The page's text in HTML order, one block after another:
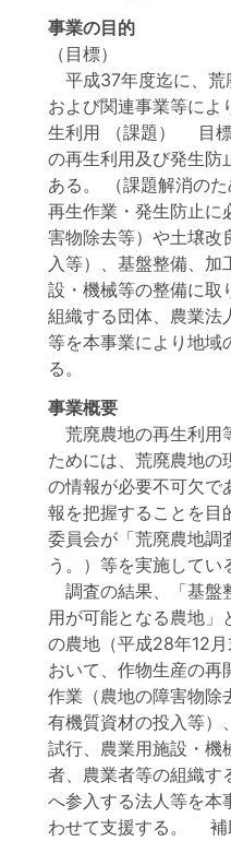
事業の目的
（目標）
平成37年度迄に、荒
および関連事業等によ
生利用 （課題） 目標
の再生利用及び発生防
ある。 （課題解消の
再生作業・発生防止に
害物除去等）や土壌改
入等）、基盤整備、
設・機械等の整備に取
組織する団体、農業法
等を本事業により地域
る。
事業概要
荒廃農地の再生利用
ためには、荒廃農地の
の情報が必要不可欠で
報を把握することを目
委員会が「荒廃農地調
う。）等を実施してい
調査の結果、「基盤
用が可能となる農地」
の農地（平成28年12
おいて、作物生産の再
作業（農地の障害物除
有機質資材の投入等）
試行、農業用施設・機
者、農業者等の組織す
へ参入する法人等を本
わせて支援する。 補